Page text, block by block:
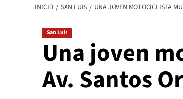
INICIO SAN LUIS UNA JOVEN MOTOCICLISTA
San Luis
Una joven
Av. Santos